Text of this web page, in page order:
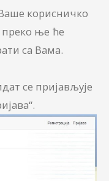
корисничко
ње ће
са Вама.
се пријављује